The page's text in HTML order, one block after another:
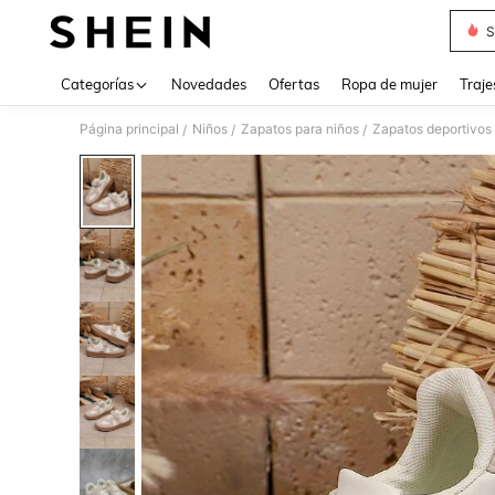
Categorías Novedades Ofertas Ropa de mujer
Página principal / Niños / Zapatos para niños / Zapatos deportivos